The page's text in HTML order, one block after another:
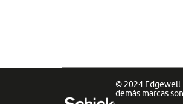
© 2024 Edgewell
demás marcas